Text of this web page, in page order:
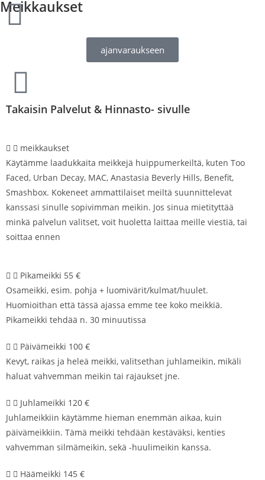
Meikkaukset
ajanvaraukseen
Takaisin Palvelut & Hinnasto- sivulle
meikkaukset
Käytämme laadukkaita meikkejä huippumerkeiltä, kuten Too
Faced, Urban Decay, MAC, Anastasia Beverly Hills, Benefit,
Smashbox. Kokeneet ammattilaiset meiltä suunnittelevat
kanssasi sinulle sopivimman meikin. Jos sinua mietityttää
minkä palvelun valitset, voit huoletta laittaa meille viestiä, tai
soittaa ennen
Pikameikki 55 €
Osameikki, esim. pohja + luomivärit/kulmat/huulet.
Huomioithan että tässä ajassa emme tee koko meikkiä.
Pikameikki tehdää n. 30 minuutissa
Päivämeikki 100 €
Kevyt, raikas ja heleä meikki, valitsethan juhlameikin, mikäli
haluat vahvemman meikin tai rajaukset jne.
Juhlameikki 120 €
Juhlameikkiin käytämme hieman enemmän aikaa, kuin
päivämeikkiin. Tämä meikki tehdään kestäväksi, kenties
vahvemman silmämeikin, sekä -huulimeikin kanssa.
Häämeikki 145 €